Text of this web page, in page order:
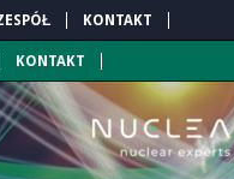
KONTAKT
KONTAKT